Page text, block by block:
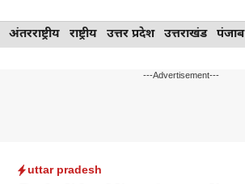
Skip
to
अंतरराष्ट्रीय राष्ट्रीय उत्तर प्रदेश उत्तराखंड पंजाब
---Advertisement---
uttar pradesh